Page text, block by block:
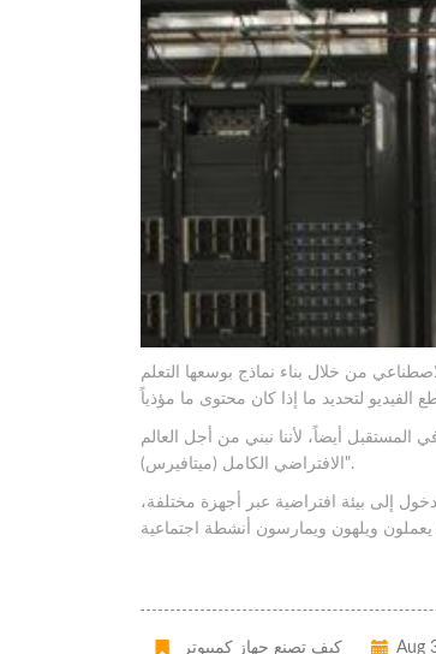
من خلال بناء نماذج بوسعها التعلم
أيضاً، لأننا نبني من أجل العالم
الافتراضي الكامل (ميتافيرس)".
إلى بيئة افتراضية عبر أجهزة مختلفة،
كيف تصنع جهاز كمبيوتر Aug